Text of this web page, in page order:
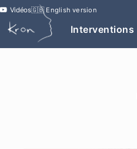
Vidéos🇬🇧 English version
Interventions